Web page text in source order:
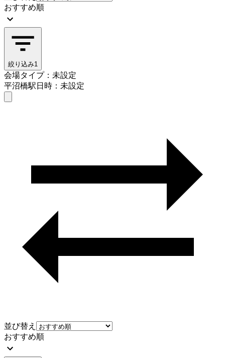
おすすめ順
絞り込み1
会場タイプ：未設定
平沼橋駅日時：未設定
並び替え
おすすめ順